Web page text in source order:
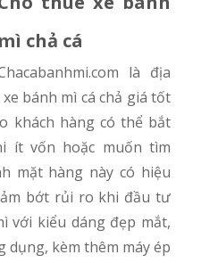
mì chả cá
là địa
bánh mì cá chả giá tốt
khách hàng có thể bắt
ít vốn hoặc muốn tìm
mặt hàng này có hiệu
bớt rủi ro khi đầu tư
với kiểu dáng đẹp mắt,
dụng, kèm thêm máy ép